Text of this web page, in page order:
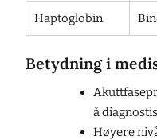
Haptoglobin
Betydning i
å
Høyere